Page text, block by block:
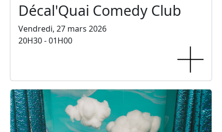
Décal'Quai Comedy Club
Vendredi, 27 mars 2026
20H30 - 01H00